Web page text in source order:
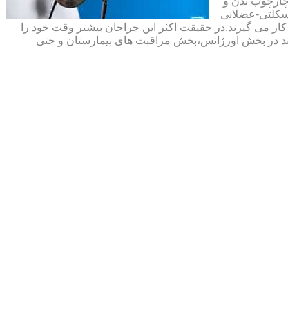
عضلانی
می گیرند.در حقیقت اکثر این جراحان بیشتر وقت خود را
در بخش اورژانس،بخش مراقبت های بیمارستان و حتی